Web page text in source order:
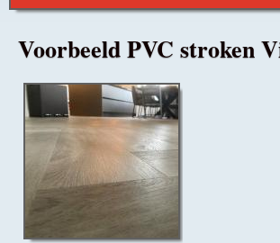
Voorbeeld PVC stroken